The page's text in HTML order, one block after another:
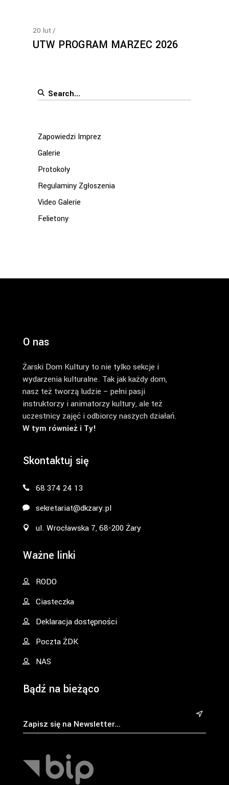
20 lut
UTW PROGRAM MARZEC 2026
Search
Zapowiedzi Imprez
Galerie
Protokoły
Regulaminy Zgłoszenia
Video Galerie
Felietony
O nas
Żarski Dom Kultury to nie tylko sekcje i
wydarzenia kulturalne. Tak jak każdy dom,
nasz też tworzą ludzie – pełni pasji
instruktorzy i animatorzy kultury, ale też
uczestnicy zajęć i odbiorcy naszych działań.
W tym również i Ty!
Skontaktuj się
68 374 24 13
sekretariat@dkzary.pl
ul. Wrocławska 7, 68-200 Żary
Ważne linki
RODO
Ciasteczka
Deklaracja dostępności
Poczta ŻDK
NAS
Bądź na bieżąco
&